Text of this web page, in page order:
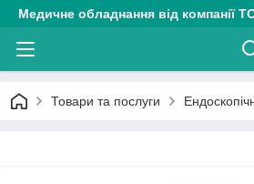
Медичне обладнання від компанії
Товари та послуги